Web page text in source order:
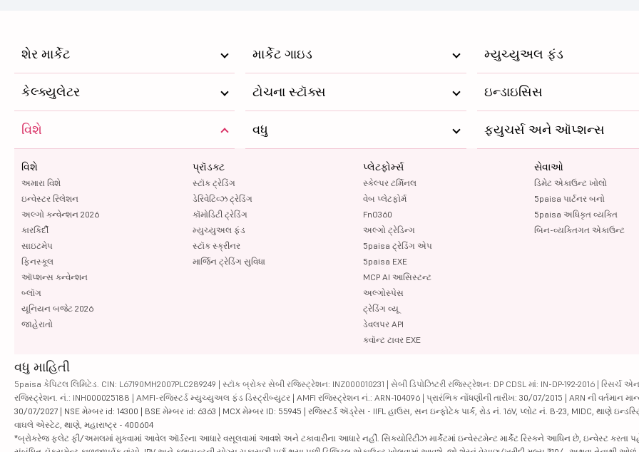
શેર માર્કેટ માર્કેટ ગાઇડ મ્યુચ્યુઅલ ફંડ
કેલ્ક્યુલેટર ટોચના સ્ટૉક્સ ઇન્ડાઇસિસ
વિશે
વિશે
અમારા વિશે
ઇન્વેસ્ટર રિલેશન
અલ્ગો કન્વેન્શન 2026
કારકિર્દી
સાઇટમેપ
ફિનસ્કૂલ
ઑપ્શન્સ કન્વેન્શન
બ્લૉગ
યૂનિયન બજેટ 2026
જાહેરાતો
પ્રૉડક્ટ
સ્ટૉક ટ્રેડિંગ
ડેરિવેટિવ્ઝ ટ્રેડિંગ
કૉમોડિટી ટ્રેડિંગ
મ્યુચ્યુઅલ ફંડ
સ્ટૉક સ્ક્રીનર
માર્જિન ટ્રેડિંગ સુવિધા
પ્લેટફોર્મ્સ
સ્કેલ્પર ટર્મિનલ
વેબ પ્લેટફોર્મ
FnO360
અલ્ગો ટ્રેડિન્ગ
5paisa ટ્રેડિંગ એપ
5paisa EXE
MCP AI આસિસ્ટન્ટ
અલ્ગોસ્પેસ
ટ્રેડિંગ વ્યૂ
ડેવલપર API
ક્વૉન્ટ ટાવર EXE
સેવાઓ
ડિમેટ એકાઉન્ટ ખોલો
5paisa પાર્ટનર બનો
5paisa અધિકૃત વ્યક્તિ
બિન-વ્યક્તિગત એકાઉન્ટ
વધુ ફ્યુચર્સ અને ઑપ્શન્સ
વધુ માહિતી
5paisa કેપિટલ લિમિટેડ. CIN: L67190MH2007PLC289249 | સ્ટૉક બ્રોકર સેબી રજિસ્ટ્રેશન: INZ000010231 | સેબી ડિપોઝિટરી રજિસ્ટ્રેશન: DP CDSL માં: IN-DP-192-2016 | રિસર્ચ
રજિસ્ટ્રેશન. નં.: INH000025188 | AMFI-રજિસ્ટર્ડ મ્યુચ્યુઅલ ફંડ ડિસ્ટ્રીબ્યુટર | AMFI રજિસ્ટ્રેશન નં.: ARN-104096 | પ્રારંભિક નોંધણીની તારીખ: 30/07/2015 | ARN ની વર્તમાન
30/07/2027 | NSE મેમ્બર id: 14300 | BSE મેમ્બર id: 6363 | MCX મેમ્બર ID: 55945 | રજિસ્ટર્ડ ઍડ્રેસ - IIFL હાઉસ, સન ઇન્ફોટેક પાર્ક, રોડ નં. 16V, પ્લોટ નં. B-23, MIDC, થાણે
વાઘલે એસ્ટેટ, થાણે, મહારાષ્ટ્ર - 400604
*બ્રોકરેજ ફ્લેટ ફી/અમલમાં મુકવામાં આવેલ ઑર્ડરના આધારે વસૂલવામાં આવશે અને ટકાવારીના આધારે નહીં. સિક્યોરિટીઝ માર્કેટમાં ઇન્વેસ્ટમેન્ટ માર્કેટ રિસ્કને આધિન છે, ઇન્વેસ્ટ કરતા